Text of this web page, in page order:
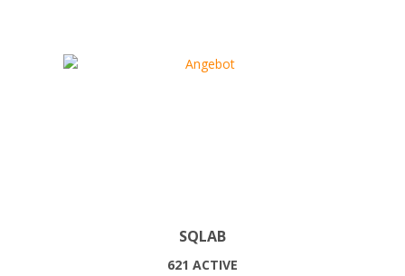
SQLAB
621 ACTIVE